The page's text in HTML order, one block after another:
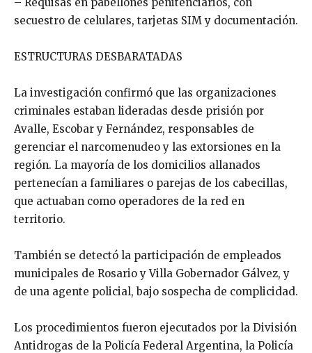
secuestro de celulares, tarjetas SIM y documentación.
ESTRUCTURAS DESBARATADAS
La investigación confirmó que las organizaciones
criminales estaban lideradas desde prisión por
Avalle, Escobar y Fernández, responsables de
gerenciar el narcomenudeo y las extorsiones en la
región. La mayoría de los domicilios allanados
pertenecían a familiares o parejas de los cabecillas,
que actuaban como operadores de la red en
territorio.
También se detectó la participación de empleados
municipales de Rosario y Villa Gobernador Gálvez, y
de una agente policial, bajo sospecha de complicidad.
Los procedimientos fueron ejecutados por la División
Antidrogas de la Policía Federal Argentina, la Policía